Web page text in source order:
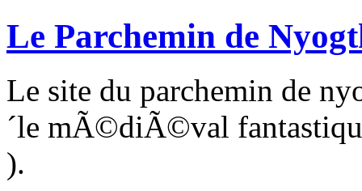
Le Parchemin de
Le site du parchemin de
´le mÃ©diÃ©val
).